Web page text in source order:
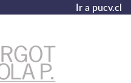
Ir a pucv.cl